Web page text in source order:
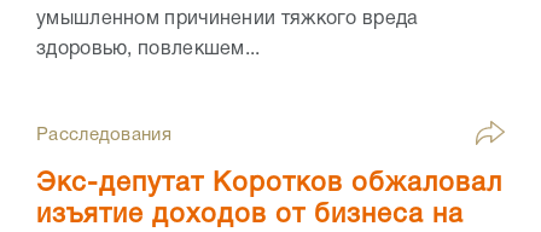
умышленном причинении тяжкого вреда
здоровью, повлекшем...
Расследования
Экс-депутат Коротков обжаловал
изъятие доходов от бизнеса на